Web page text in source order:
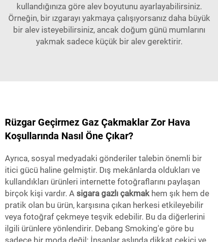
kullandığınıza göre alev boyutunu ayarlayabilirsiniz.
Örneğin, bir ızgarayı yakmaya çalışıyorsanız daha büyük
bir alev isteyebilirsiniz, ancak doğum günü mumlarını
yakmak sadece küçük bir alev gerektirir.
Rüzgar Geçirmez Gaz Çakmaklar Zor Hava
Koşullarında Nasıl Öne Çıkar?
Ayrıca, sosyal medyadaki gönderiler talebin önemli bir
itici gücü haline gelmiştir. Dış mekânlarda oldukları ve
kullandıkları ürünleri internette fotoğraflarını paylaşan
birçok kişi vardır. A sigara gazlı çakmak hem şık hem de
pratik olan bu ürün, karşısına çıkan herkesi etkileyebilir
veya fotoğraf çekmeye teşvik edebilir. Bu da diğerlerini
ilgili ürünlere yönlendirir. Debang Smoking'e göre bu
sadece bir moda değil: İnsanlar aslında dikkat çekici ve